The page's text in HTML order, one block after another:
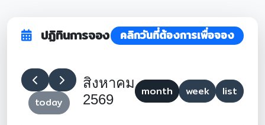
ปฏิทินการจอง คลิกวันที่ต้องการเพื่อจอง
today
สิงหาคม
2569
month week list